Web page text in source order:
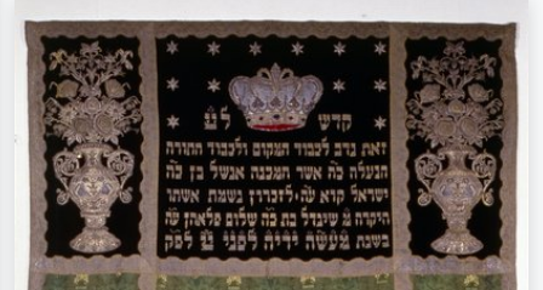
oder Stilen – z.B. Monet,
Sternennacht, Impressionismus, Welle
Hokusai, Akt.
Beschreiben Sie die Szene – z.B. Grüne
Wiese, Abstrakt mit viel Rot, Dunkles
Ölgemälde, Stehender Akt neben einem
Baum.